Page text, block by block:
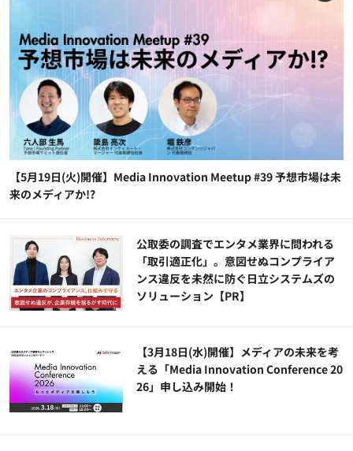
【5月19日(火)開催】Media Innovation Meetup #39 予想市場は未
来のメディアか!?
公​​取委の調査でエンタメ業界に問われる
「取引適正化」。意図せぬコンプライア
ンス違反を未然に防ぐ日立システムズの
ソリューション​【PR】
【3月18日(水)開催】メディアの未来を考
える「Media Innovation Conference 20
26」申し込み開始！